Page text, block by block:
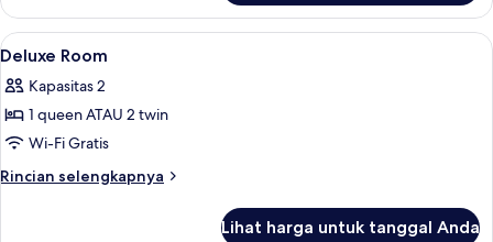
Family
Room
Lihat
semua
foto
untuk
Deluxe
Room
Minibar, brankas, meja kerja, dan
6
Deluxe Room
Kapasitas 2
1 queen ATAU 2 twin
Wi-Fi Gratis
Rincian selengkapnya
Rincian
Lihat harga untuk tanggal Anda